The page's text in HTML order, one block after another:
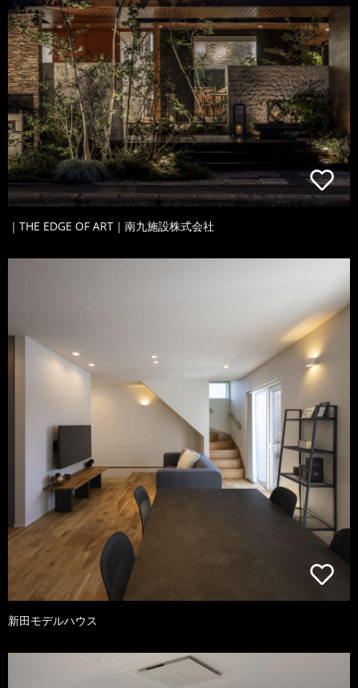
｜THE EDGE OF ART｜南九施設株式会社
新田モデルハウス